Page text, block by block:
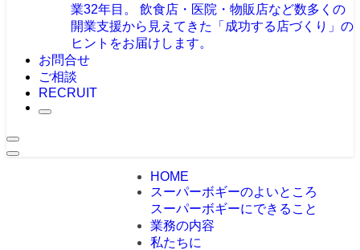
業32年目。 飲食店・医院・物販店など数多くの
開業支援から見えてきた「成功する店づくり」の
ヒントをお届けします。
お問合せ
ご相談
RECRUIT
HOME
スーパーボギーのよいところ
スーパーボギーにできること
業務の内容
私たちに